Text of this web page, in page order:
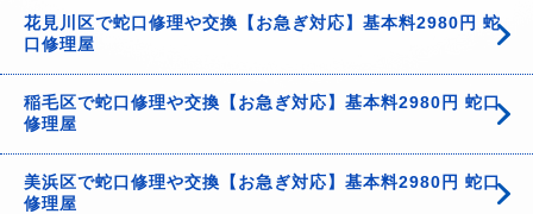
花見川区で蛇口修理や交換【お急ぎ対応】基本料2980円 蛇
口修理屋
稲毛区で蛇口修理や交換【お急ぎ対応】基本料2980円 蛇口
修理屋
美浜区で蛇口修理や交換【お急ぎ対応】基本料2980円 蛇口
修理屋